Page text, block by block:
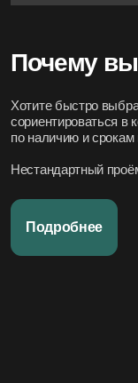
Почему
Хотите быстро
сориентироваться в
по наличию и срокам
Нестандартный
подходящие модели
Подробнее